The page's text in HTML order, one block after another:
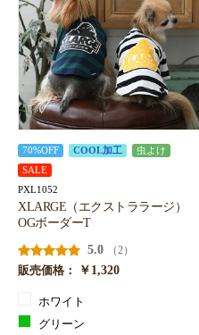
70%OFF COOL加工
虫よけ
SALE
PXL1052
XLARGE（エクストララージ）
OGボーダーT
5.0
（2）
販売価格：
￥1,320
ホワイト
グリーン